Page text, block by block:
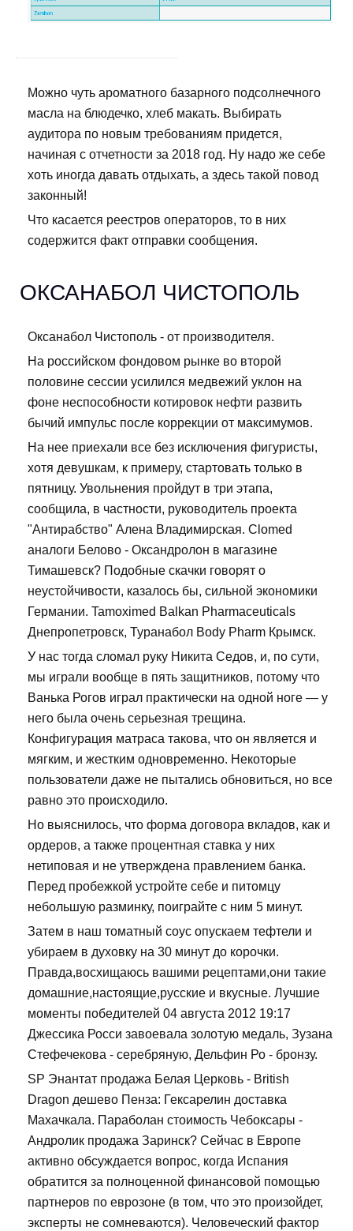
Можно чуть ароматного базарного подсолнечного
масла на блюдечко, хлеб макать. Выбирать
аудитора по новым требованиям придется,
начиная с отчетности за 2018 год. Ну надо же себе
хоть иногда давать отдыхать, а здесь такой повод
законный!
Что касается реестров операторов, то в них
содержится факт отправки сообщения.
ОКСАНАБОЛ ЧИСТОПОЛЬ
Оксанабол Чистополь - от производителя.
На российском фондовом рынке во второй
половине сессии усилился медвежий уклон на
фоне неспособности котировок нефти развить
бычий импульс после коррекции от максимумов.
На нее приехали все без исключения фигуристы,
хотя девушкам, к примеру, стартовать только в
пятницу. Увольнения пройдут в три этапа,
сообщила, в частности, руководитель проекта
"Антирабство" Алена Владимирская. Clomed
аналоги Белово - Оксандролон в магазине
Тимашевск? Подобные скачки говорят о
неустойчивости, казалось бы, сильной экономики
Германии. Tamoximed Balkan Pharmaceuticals
Днепропетровск, Туранабол Body Pharm Крымск.
У нас тогда сломал руку Никита Седов, и, по сути,
мы играли вообще в пять защитников, потому что
Ванька Рогов играл практически на одной ноге — у
него была очень серьезная трещина.
Конфигурация матраса такова, что он является и
мягким, и жестким одновременно. Некоторые
пользователи даже не пытались обновиться, но все
равно это происходило.
Но выяснилось, что форма договора вкладов, как и
ордеров, а также процентная ставка у них
нетиповая и не утверждена правлением банка.
Перед пробежкой устройте себе и питомцу
небольшую разминку, поиграйте с ним 5 минут.
Затем в наш томатный соус опускаем тефтели и
убираем в духовку на 30 минут до корочки.
Правда,восхищаюсь вашими рецептами,они такие
домашние,настоящие,русские и вкусные. Лучшие
моменты победителей 04 августа 2012 19:17
Джессика Росси завоевала золотую медаль, Зузана
Стефечекова - серебряную, Дельфин Ро - бронзу.
SP Энантат продажа Белая Церковь - British
Dragon дешево Пенза: Гексарелин доставка
Махачкала. Параболан стоимость Чебоксары -
Андролик продажа Заринск? Сейчас в Европе
активно обсуждается вопрос, когда Испания
обратится за полноценной финансовой помощью
партнеров по еврозоне (в том, что это произойдет,
эксперты не сомневаются). Человеческий фактор